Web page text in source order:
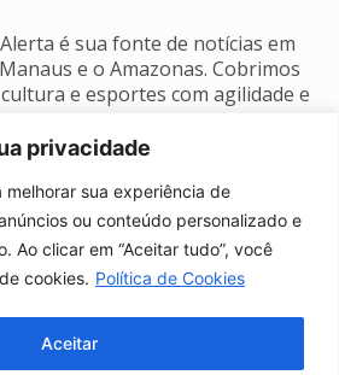
privacidade
melhorar sua experiência de
ou conteúdo personalizado e
Ao clicar em “Aceitar tudo”, você
cookies. Política de Cookies
Aceitar
é sua fonte de notícias em
e o Amazonas. Cobrimos
e esportes com agilidade e
SIGA-NOS